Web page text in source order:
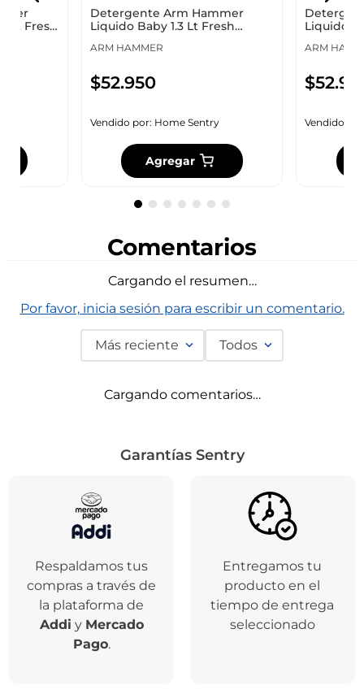
Lt Fresh
Detergente Arm Hammer
Liquido Baby 1.3 Lt Fresh
ARM HAMMER
$52.950
Vendido por: Home Sentry
Agregar
Liquido
ARM
$52.
Vendido
Comentarios
Cargando el resumen…
Por favor, inicia sesión para escribir un comentario.
Más reciente Todos
Cargando comentarios…
Garantías Sentry
Respaldamos tus
compras a través de
la plataforma de
Addi y Mercado
Pago.
Entregamos tu
producto en el
tiempo de entrega
seleccionado